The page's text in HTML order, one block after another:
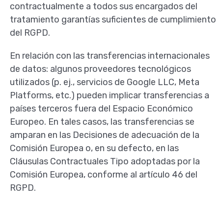
contractualmente a todos sus encargados del
tratamiento garantías suficientes de cumplimiento
del RGPD.
En relación con las transferencias internacionales
de datos: algunos proveedores tecnológicos
utilizados (p. ej., servicios de Google LLC, Meta
Platforms, etc.) pueden implicar transferencias a
países terceros fuera del Espacio Económico
Europeo. En tales casos, las transferencias se
amparan en las Decisiones de adecuación de la
Comisión Europea o, en su defecto, en las
Cláusulas Contractuales Tipo adoptadas por la
Comisión Europea, conforme al artículo 46 del
RGPD.